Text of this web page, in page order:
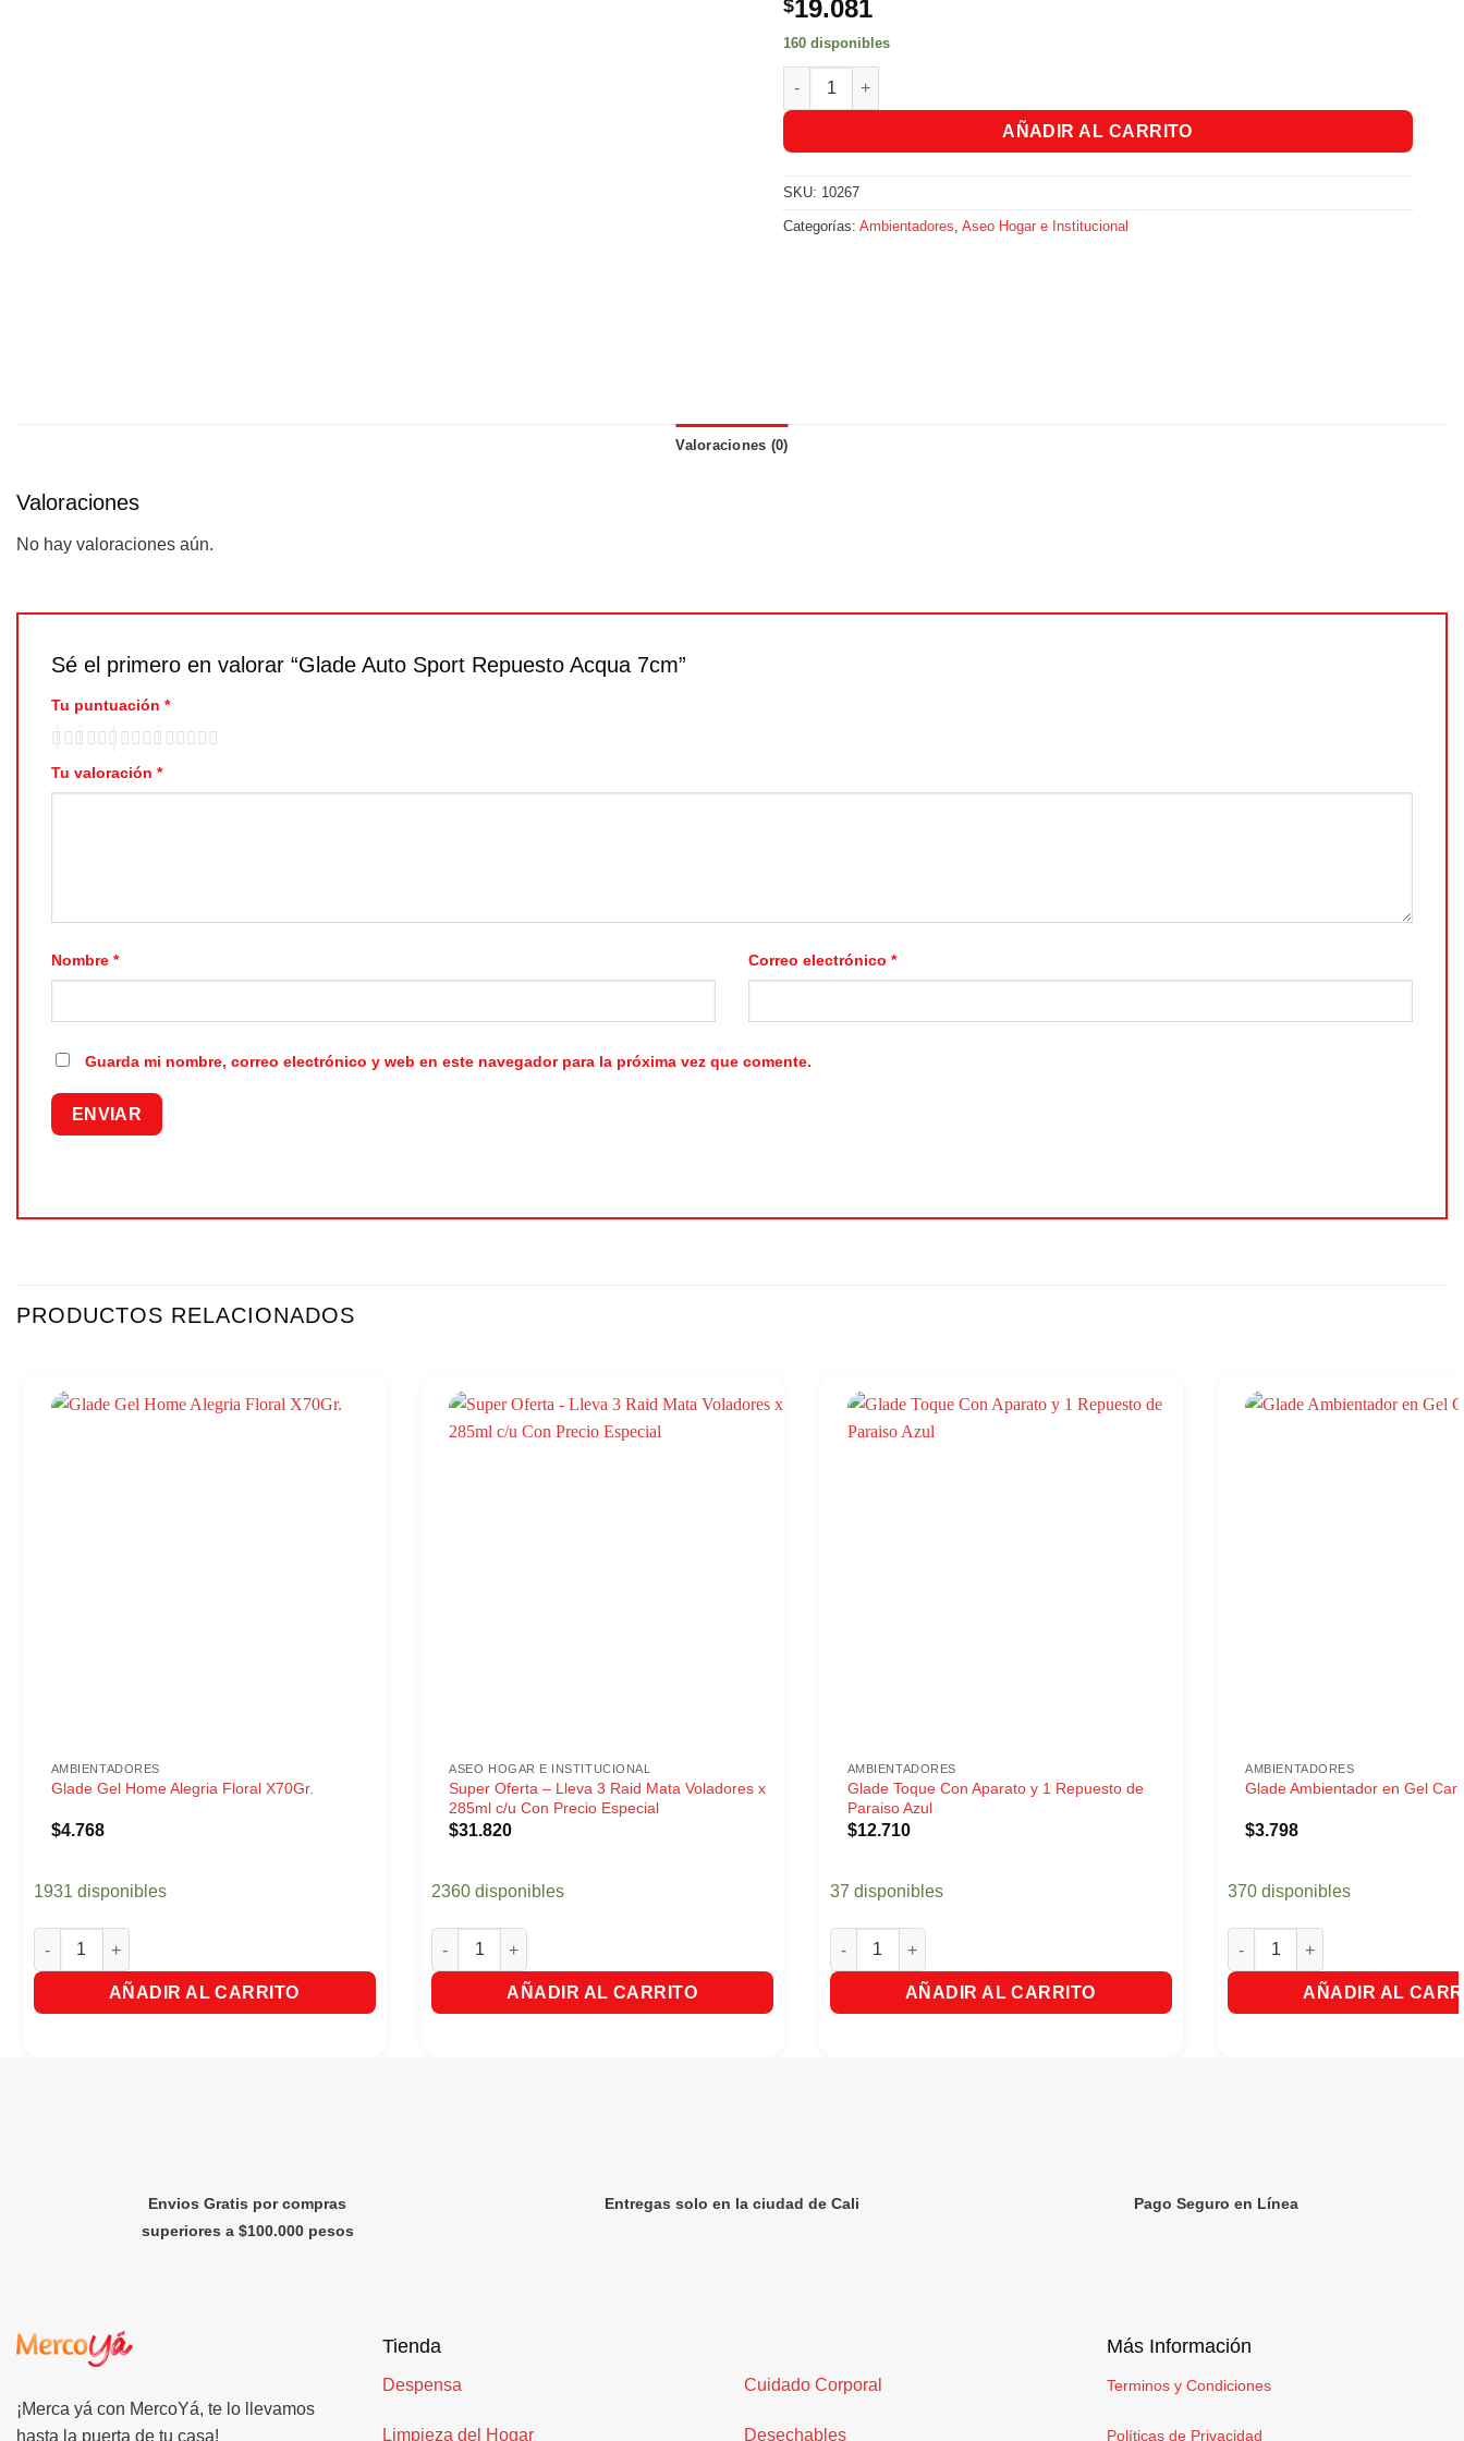
$19.081
160 disponibles
Glade Auto Sport Repuesto Acqua 7cm cantidad
AÑADIR AL CARRITO
SKU: 10267
Categorías:Ambientadores ,Aseo Hogar e Institucional
Valoraciones (0)
Valoraciones
No hay valoraciones aún.
Sé el primero en valorar “Glade Auto Sport Repuesto Acqua 7cm”
Tu puntuación *
Tu valoración *
Nombre * Correo electrónico *
Guarda mi nombre, correo electrónico y web en este navegador para la próxima vez que comente.
PRODUCTOS RELACIONADOS
AMBIENTADORES
Glade Gel Home Alegria Floral X70Gr.
$4.768
1931 disponibles
Glade Gel Home Alegria Floral X70Gr. cantidad
AÑADIR AL CARRITO
ASEO HOGAR E INSTITUCIONAL
Super Oferta – Lleva 3 Raid Mata Voladores x
285ml c/u Con Precio Especial
$31.820
2360 disponibles
Super Oferta - Lleva 3 Raid Mata Voladores x 285ml c/u Con Precio Especial cantidad
AÑADIR AL CARRITO
AMBIENTADORES
Glade Toque Con Aparato y 1 Repuesto de
Paraiso Azul
$12.710
37 disponibles
Glade Toque Con Aparato y 1 Repuesto de Paraiso Azul cantidad
AÑADIR AL CARRITO
AMBIENTADORES
Glade Ambientador en Gel
$3.798
370 disponibles
Glade Ambientador en Gel
AÑADIR AL
Envios Gratis por compras
superiores a $100.000 pesos
Entregas solo en la ciudad de Cali Pago Seguro en Línea
¡Merca yá con MercoYá, te lo llevamos
hasta la puerta de tu casa!
Tienda
Despensa
Limpieza del Hogar
Cuidado Corporal
Desechables
Más Información
Terminos y Condiciones
Políticas de Privacidad